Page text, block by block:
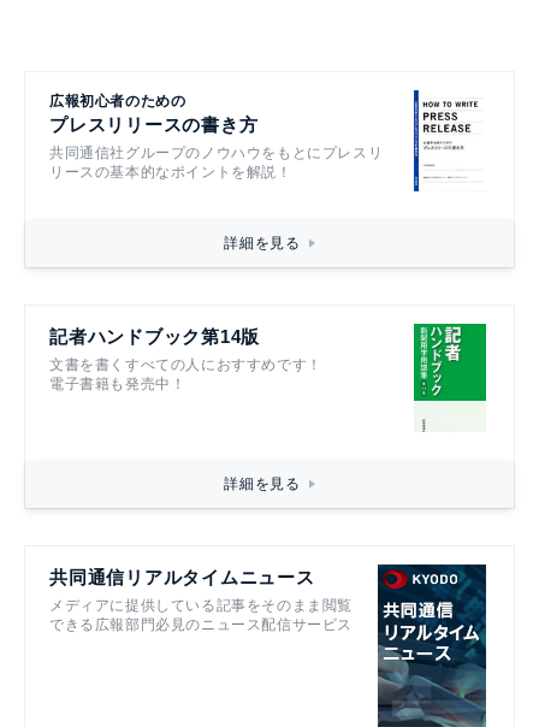
広報初心者のための
プレスリリースの書き方
共同通信社グループのノウハウをもとにプレスリ
リースの基本的なポイントを解説！
詳細を見る
記者ハンドブック第14版
文書を書くすべての人におすすめです！
電子書籍も発売中！
詳細を見る
共同通信リアルタイムニュース
メディアに提供している記事をそのまま閲覧
できる広報部門必見のニュース配信サービス